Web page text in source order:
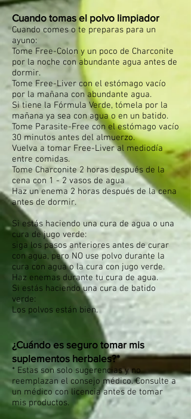
Cuando tomas el polvo limpiador​
Cuando comes o te preparas para un
ayuno:
Tome Free-Colon y un poco de Charconite
por la noche con abundante agua antes de
dormir.
Tome Free-Liver con el estómago vacío
por la mañana con abundante agua.
Si tiene la Fórmula Verde, tómela por la
mañana ya sea con agua o en un batido.
Tome Parasite-Free con el estómago vacío
30 minutos antes del almuerzo.
Vuelva a tomar Free-Liver al mediodía
entre comidas.
Tome Charconite 2 horas después de la
cena con 1 - 2 vasos de agua
Haz un enema 2 horas después de la cena
antes de dormir.
Si estás haciendo una cura de agua o una
cura de jugo verde:
siga los pasos anteriores antes de curar
con agua, pero NO use polvo durante la
cura con agua o la cura con jugo verde.
Haz enemas durante tu cura de agua.
Si estás haciendo una cura de batido
verde:
Los polvos están bien.
¿Cuándo es seguro tomar mis
suplementos herbales?*
* Estas son solo sugerencias y no
reemplazan el consejo médico. Consulte a
un médico con licencia antes de tomar
mis productos.